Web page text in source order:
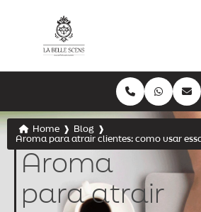
Home ❱ Blog
❱
Aroma para atrair clientes: como usar
Aroma
para atrair